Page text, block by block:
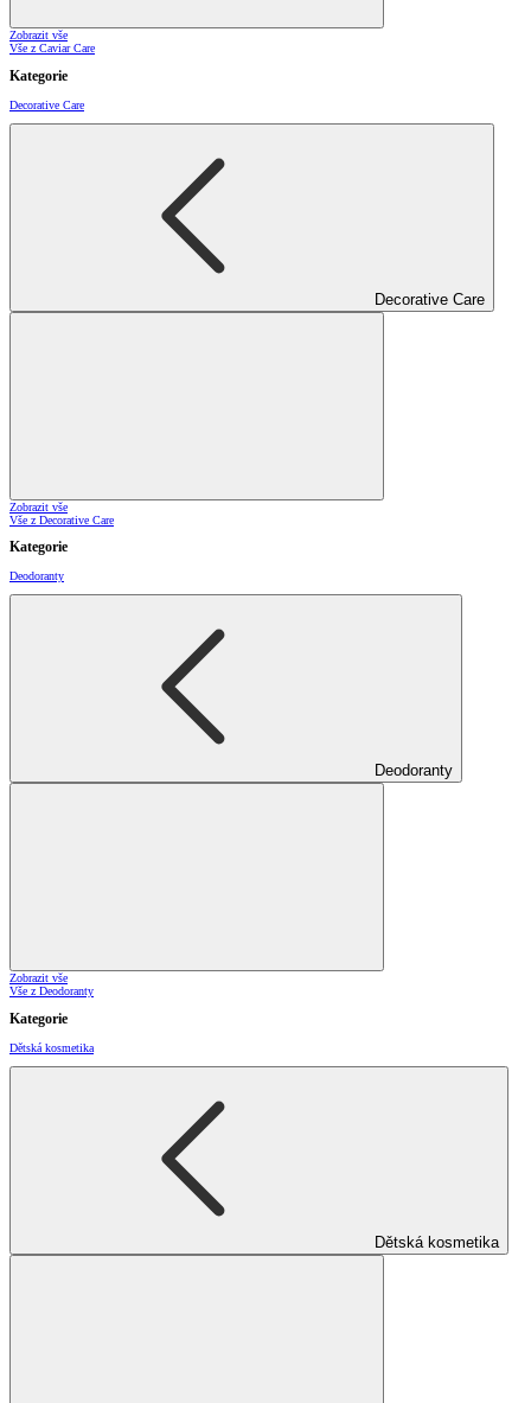
Zobrazit vše
Vše z Caviar Care
Kategorie
Decorative Care
Decorative Care
Zobrazit vše
Vše z Decorative Care
Kategorie
Deodoranty
Deodoranty
Zobrazit vše
Vše z Deodoranty
Kategorie
Dětská kosmetika
Dětská kosmetika